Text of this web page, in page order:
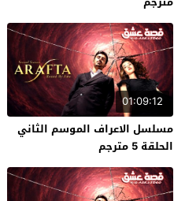
01:09:12
مسلسل الاعراف الموسم الثاني
الحلقة 5 مترجم